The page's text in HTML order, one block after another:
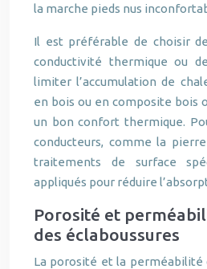
la marche pieds nus
Il est préférable de choisir
conductivité thermique ou
limiter l’accumulation de
en bois ou en composite
un bon confort thermique.
conducteurs, comme la
traitements de surface
appliqués pour réduire
Porosité et
des éclaboussures
La porosité et la perméabilité